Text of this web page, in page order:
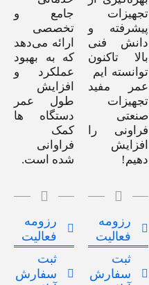
تجهیزات
پیشرفته و
دانش فنی
بالا تاکنون
توانسته ایم
عمر مفید
تجهیزات
صنعتی
فراونی را
افزایش
دهیم!
رزومه
فعالیت
ثبت
سفارش
جامع و
تخصصی
ارائه می‌دهد
که به بهبود
عملکرد و
افزایش
طول عمر
دستگاه ها
کمک
فراوانی
شده است.
رزومه
فعالیت
ثبت
سفارش